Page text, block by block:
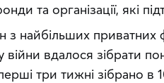
та організації, які
з найбільших приватних
війни вдалося зібрати
три тижні зібрано в